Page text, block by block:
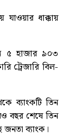
ধাক্কায়
৫ হাজার ৯০৩
ট্রেজারি বিল-
ব্যাংকটি তিন
বছর শেষে তিন
ব্যাংক।